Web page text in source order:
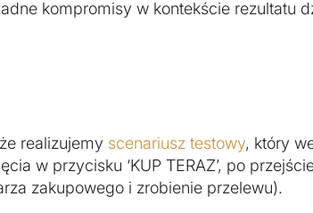
kompromisy w kontekście rezultatu
realizujemy scenariusz testowy, który
w przycisku ‘KUP TERAZ’, po
zakupowego i zrobienie przelewu).